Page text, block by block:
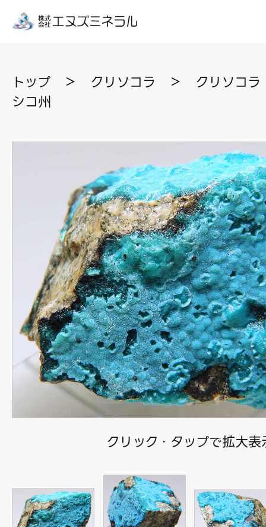
トップ ＞ クリソコラ ＞
クリソコ
シコ州
クリック・タップで拡大表